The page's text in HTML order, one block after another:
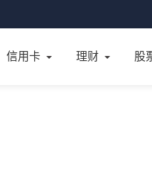
信用卡 理财 股